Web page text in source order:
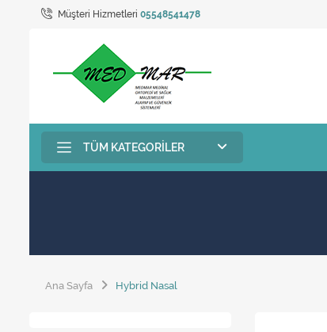
Müşteri Hizmetleri 05548541478
TÜM KATEGORILER
Ana Sayfa Hybrid Nasal